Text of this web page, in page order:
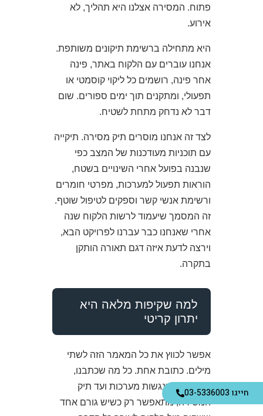
פתוח. המסירה אצלנו היא תהליך, לא
אירוע.
היא מתחילה ברשימת תיקונים משותפת.
אנחנו עוברים עם הלקוח באתר, פינה
אחר פינה, רושמים כל ליקוי קוסמטי או
תפעולי, ומתקנים תוך ימים ספורים. שום
דבר לא נדחק מתחת לשטיח.
לצד זה אנחנו מוסרים תיק מסירה. תיקייה
עם תוכניות מעודכנות של המצב כפי
שנבנה בפועל אחרי השינויים בשטח,
הוראות תפעול למערכות, מפרטי חומרים
ורשימת אנשי קשר וספקים לטיפול שוטף.
זה המסמך שיעמוד לרשות הלקוח שנה
אחרי שאנחנו כבר עברנו לפרויקט הבא,
וירצה לדעת איזה דגם תאורה הותקן
בתקרה.
למה שקיפות מלאה היא
יתרון קריטי
אפשר לכווץ את כל המאמר הזה לשתי
מילים. כתובת אחת. כל מה שכתבנו,
ממניעת התנגשות מערכות ועד תיק
המסירה, מתאפשר רק כשיש גורם אחד
חייגו 03-5336003